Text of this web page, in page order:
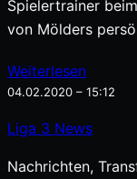
Spielertrainer
von Mölders
Weiterlesen
04.02.2020 – 15:12
Liga 3 News
Nachrichten,